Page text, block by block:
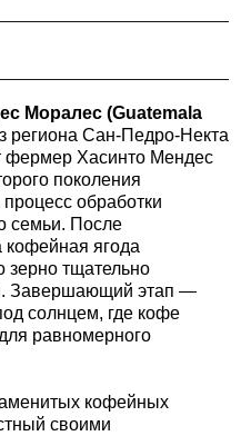
Моралес (Guatemala
региона Сан-Педро-Некта
фермер Хасинто Мендес
поколения
обработки
семьи. После
кофейная ягода
зерно тщательно
Завершающий этап —
солнцем, где кофе
равномерного
кофейных
своими